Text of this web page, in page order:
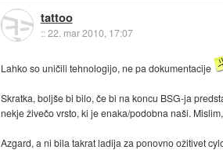
tattoo
::22. mar 2010, 17:07
Lahko so uničili tehnologijo, ne pa dokumentacije
Skratka, boljše bi bilo, če bi na koncu BSG-ja
nekje živečo vrsto, ki je enaka/podobna naši.
Azgard, a ni bila takrat ladija za ponovno ožitivet